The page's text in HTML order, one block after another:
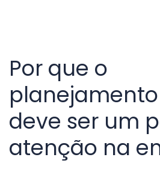
Por que o
deve ser um
atenção na